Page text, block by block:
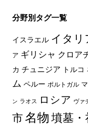
分野別タグ一覧
イスラエル イタリ
ア ギリシャ クロア
カ チュニジア トルコ
ム ペルー ポルトガル
ン ラオス ロシア ヴァ
市 名物 墳墓・